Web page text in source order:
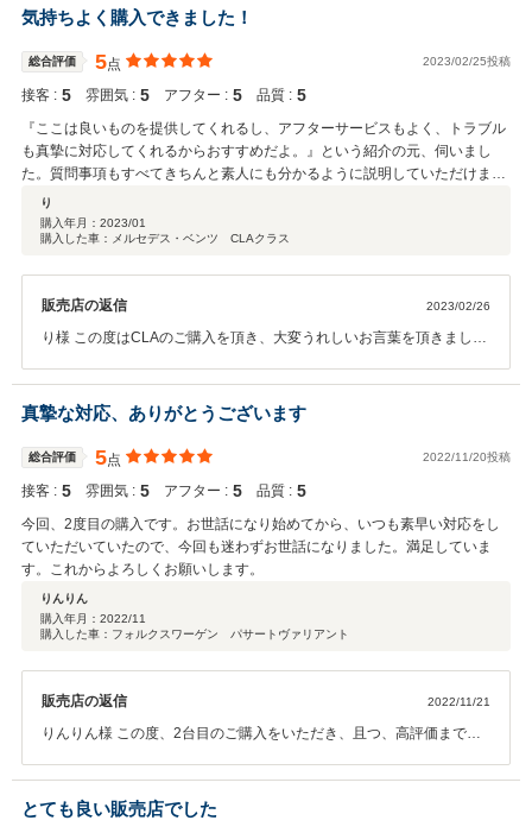
言葉に奢らずスタッフ一同より良いサービスをご提供できるよう精進
いたします。今後ともAX様の快適なカーライフをサポートさせて頂け
ればと思いますので、引き続きよろしくお願いいたします。
気持ちよく購入できました！
総合評価 5点 2023/02/25投稿
接客 : 5 雰囲気 : 5 アフター : 5 品質 : 5
『ここは良いものを提供してくれるし、アフターサービスもよく、トラブル
も真摯に対応してくれるからおすすめだよ。』という紹介の元、伺いまし
た。質問事項もすべてきちんと素人にも分かるように説明していただけまし
た。お店自体はとても綺麗で良い香りがして気分がいいです(^ ^) 車種も取り
揃えが多く、さんざん迷いましたが、候補の車ひとつひとつ特徴を説明して
いただき、自分の一番良いと思った車を購入することができました！気持ち
担当してくださった方指名でオーラッシュさんを薦めたいなと思いました。
り
購入年月： 2023/01
購入した車：メルセデス・ベンツ CLAクラス
販売店の返信 2023/02/26
り様 この度はCLAのご購入を頂き、大変うれしいお言葉を頂きまし
RUSH名古屋の鈴木でございます。 私のご購入の際のご案内でご満足
頂けましたことに営業として嬉しく思っております。 頂いたお言葉に
奢らず、スタッフ一同、より一層サービス向上に精進させて頂きま
す。 お車の事でお困り事がございましたら、些細なことでも、お気軽
にお申し付け下さいませ。 今後とも、宜しくお願い致します。
真摯な対応、ありがとうございます
総合評価 5点 2022/11/20投稿
接客 : 5 雰囲気 : 5 アフター : 5 品質 : 5
今回、2度目の購入です。お世話になり始めてから、いつも素早い対応をし
ていただいていたので、今回も迷わずお世話になりました。満足していま
す。これからよろしくお願いします。
りんりん
購入年月： 2022/11
購入した車：フォルクスワーゲン パサートヴァリアント
販売店の返信 2022/11/21
りんりん様 この度、2台目のご購入をいただき、且つ、高評価までい
しまい、ご不便をお掛け致しました事、大変申し訳なく思っておりま
す。 この先、りんりん様のカーライフに再度お手伝いが出来た事を大
変嬉しく思っております。 アフターサービス等につきましては、今ま
とても良い販売店でした